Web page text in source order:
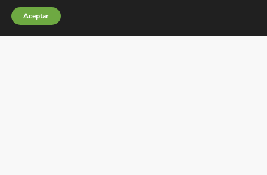
Condiciones generales de venta
Aceptar